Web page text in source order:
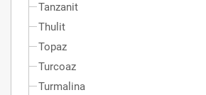
Tanzanit
Thulit
Topaz
Turcoaz
Turmalina